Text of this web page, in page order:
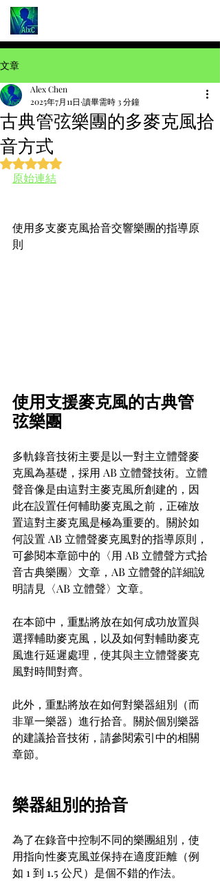
文章
古典管弦樂團的多麥克風拾
音方式
Alex Chen
2025年7月11日 讀畢需時 3 分鐘
評等為 NaN（最高為 5 顆星）。
原始連結
使用多支麥克風拾音交響樂團的指導原
則
使用支援麥克風的古典管
弦樂團
多軌錄音技術主要是以一對主立體聲麥
克風為基礎，採用 AB 立體聲技術。立體
聲音像是由這對主麥克風所創建的，因
此在設置任何輔助麥克風之前，正確放
置這對主麥克風是極為重要的。關於如
何設置 AB 立體聲麥克風對的指導原則，
可參閱本章節中的〈用 AB 立體聲方式拾
音古典樂團〉文章，AB 立體聲的詳細說
明請見〈AB 立體聲〉文章。
在本節中，重點將放在如何成功放置與
選擇輔助麥克風，以及如何對輔助麥克
風進行延遲處理，使其與主立體聲麥克
風對時間對齊。
此外，重點將放在如何對樂器組別（而
非單一樂器）進行拾音。關於個別樂器
的建議拾音技術，請參閱索引中的相關
章節。
樂器組別的拾音
為了在錄音中控制不同的樂團組別，使
用指向性麥克風並保持在適度距離（例
如 1 到 1.5 公尺）是個不錯的作法。